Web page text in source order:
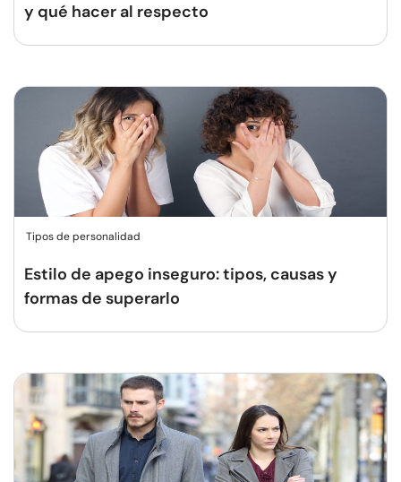
y qué hacer al respecto
Tipos de personalidad
Estilo de apego inseguro: tipos, causas y
formas de superarlo